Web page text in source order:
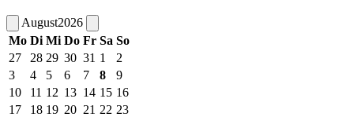
August2026
Mo Di Mi Do Fr Sa So
27
28 29 30 31 1
2
3
4 5 6 7 8
9
10
11 12 13 14 15 16
17
18 19 20 21 22 23